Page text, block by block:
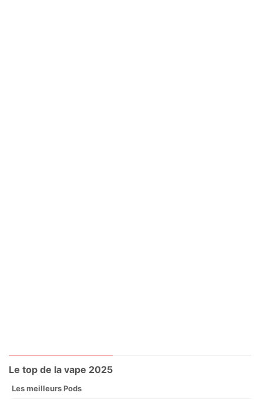
Le top de la vape 2025
Les meilleurs Pods